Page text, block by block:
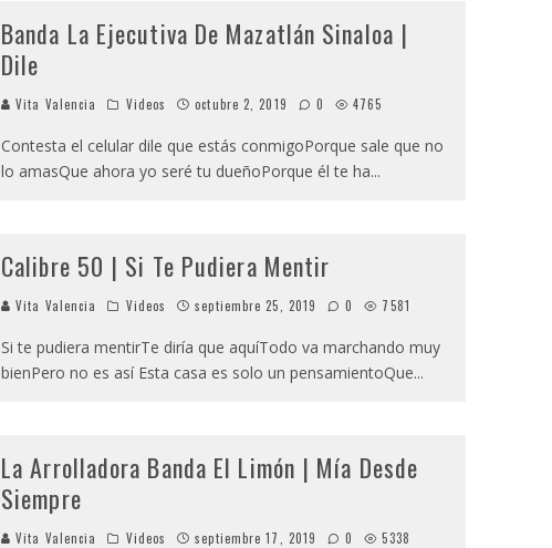
Banda La Ejecutiva De Mazatlán Sinaloa |
Dile
Vita Valencia Videos octubre 2, 2019 0 4765
Contesta el celular dile que estás conmigoPorque sale que no
lo amasQue ahora yo seré tu dueñoPorque él te ha...
Calibre 50 | Si Te Pudiera Mentir
Vita Valencia Videos septiembre 25, 2019 0 7581
Si te pudiera mentirTe diría que aquíTodo va marchando muy
bienPero no es así Esta casa es solo un pensamientoQue...
La Arrolladora Banda El Limón | Mía Desde
Siempre
Vita Valencia Videos septiembre 17, 2019 0 5338